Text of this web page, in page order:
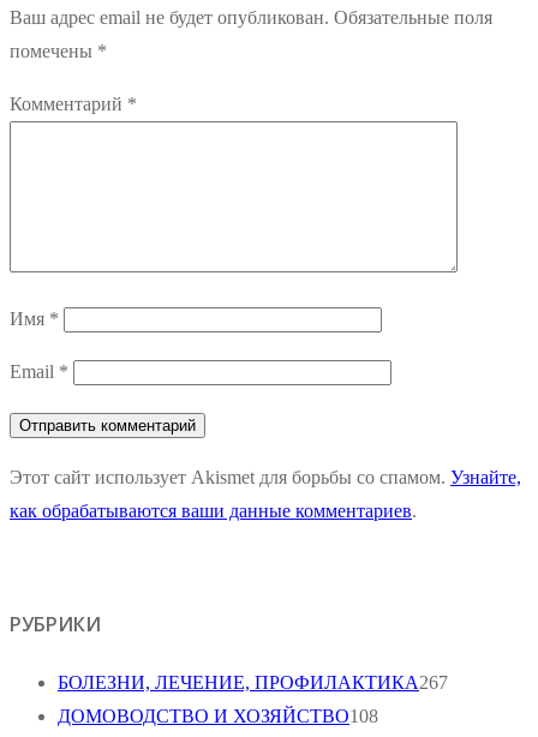
Ваш адрес email не будет опубликован. Обязательные поля
помечены *
Комментарий *
Имя *
Email *
Этот сайт использует Akismet для борьбы со спамом. Узнайте,
как обрабатываются ваши данные комментариев.
РУБРИКИ
БОЛЕЗНИ, ЛЕЧЕНИЕ, ПРОФИЛАКТИКА267
ДОМОВОДСТВО И ХОЗЯЙСТВО108